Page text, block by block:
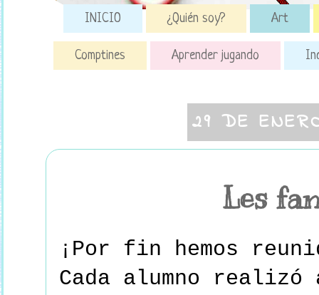
INICIO ¿Quién soy? Art
Comptines Aprender jugando
29 DE
Les
¡Por fin hemos
Cada alumno realizó